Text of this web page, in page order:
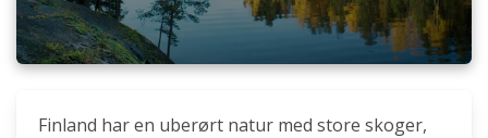
Finland har en uberørt natur med store skoger,